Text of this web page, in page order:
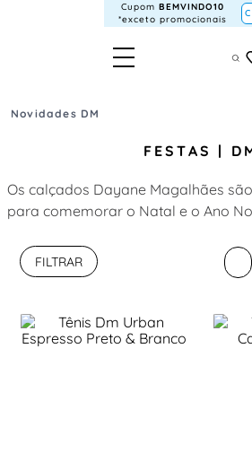
Cupom BEMVINDO10
*exceto promocionais
Novidades DM
FESTAS |
Os calçados Dayane Magalhães
para comemorar o Natal e o Ano
FILTRAR